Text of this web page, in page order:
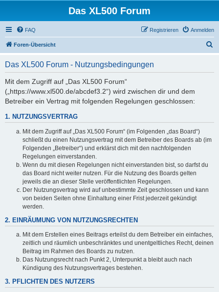
Das XL500 Forum
FAQ Anmelden
Registrieren
Foren-Übersicht
Das XL500 Forum - Nutzungsbedingungen
Mit dem Zugriff auf „Das XL500 Forum“
(„https://www.xl500.de/abcdef3.2“) wird zwischen dir und dem
Betreiber ein Vertrag mit folgenden Regelungen geschlossen:
1. NUTZUNGSVERTRAG
Mit dem Zugriff auf „Das XL500 Forum“ (im Folgenden „das Board“)
schließt du einen Nutzungsvertrag mit dem Betreiber des Boards ab (im
Folgenden „Betreiber“) und erklärst dich mit den nachfolgenden
Regelungen einverstanden.
Wenn du mit diesen Regelungen nicht einverstanden bist, so darfst du
das Board nicht weiter nutzen. Für die Nutzung des Boards gelten
jeweils die an dieser Stelle veröffentlichten Regelungen.
Der Nutzungsvertrag wird auf unbestimmte Zeit geschlossen und kann
von beiden Seiten ohne Einhaltung einer Frist jederzeit gekündigt
werden.
2. EINRÄUMUNG VON NUTZUNGSRECHTEN
Mit dem Erstellen eines Beitrags erteilst du dem Betreiber ein einfaches,
zeitlich und räumlich unbeschränktes und unentgeltliches Recht, deinen
Beitrag im Rahmen des Boards zu nutzen.
Das Nutzungsrecht nach Punkt 2, Unterpunkt a bleibt auch nach
Kündigung des Nutzungsvertrages bestehen.
3. PFLICHTEN DES NUTZERS